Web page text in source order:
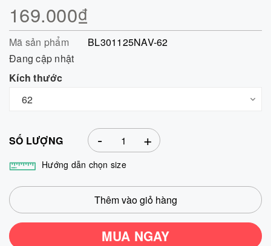
169.000₫
Mã sản phẩm
BL301125NAV-62
Đang cập nhật
Kích thước
SỐ LƯỢNG +
-
Hướng dẫn chọn size
Thêm vào giỏ hàng
MUA NGAY